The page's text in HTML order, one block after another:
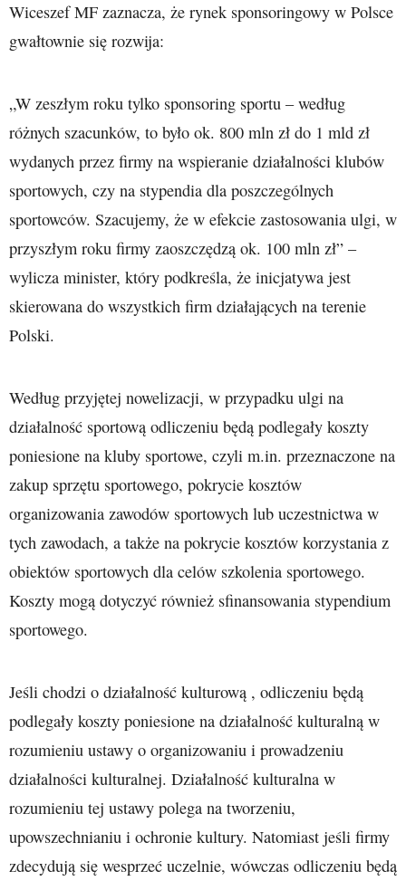
Wiceszef MF zaznacza, że rynek sponsoringowy w Polsce
gwałtownie się rozwija:
„W zeszłym roku tylko sponsoring sportu – według
różnych szacunków, to było ok. 800 mln zł do 1 mld zł
wydanych przez firmy na wspieranie działalności klubów
sportowych, czy na stypendia dla poszczególnych
sportowców. Szacujemy, że w efekcie zastosowania ulgi, w
przyszłym roku firmy zaoszczędzą ok. 100 mln zł” –
wylicza minister, który podkreśla, że inicjatywa jest
skierowana do wszystkich firm działających na terenie
Polski.
Według przyjętej nowelizacji, w przypadku ulgi na
działalność sportową odliczeniu będą podlegały koszty
poniesione na kluby sportowe, czyli m.in. przeznaczone na
zakup sprzętu sportowego, pokrycie kosztów
organizowania zawodów sportowych lub uczestnictwa w
tych zawodach, a także na pokrycie kosztów korzystania z
obiektów sportowych dla celów szkolenia sportowego.
Koszty mogą dotyczyć również sfinansowania stypendium
sportowego.
Jeśli chodzi o działalność kulturową , odliczeniu będą
podlegały koszty poniesione na działalność kulturalną w
rozumieniu ustawy o organizowaniu i prowadzeniu
działalności kulturalnej. Działalność kulturalna w
rozumieniu tej ustawy polega na tworzeniu,
upowszechnianiu i ochronie kultury. Natomiast jeśli firmy
zdecydują się wesprzeć uczelnie, wówczas odliczeniu będą